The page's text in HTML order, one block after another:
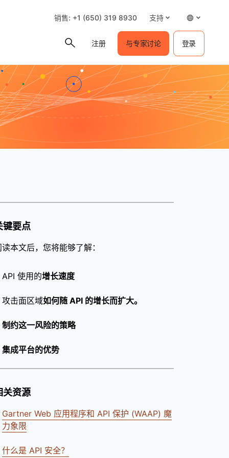
销售: +1 (650) 319 8930 支持
注册 与专家讨论 登录
键要点
本文后，您将能够了解：
API 使用的增长速度
攻击面区域如何随 API 的增长而扩大。
制约这一风险的策略
集成平台的优势
关资源
Gartner Web 应用程序和 API 保护 (WAAP) 魔
力象限
什么是 API 安全？